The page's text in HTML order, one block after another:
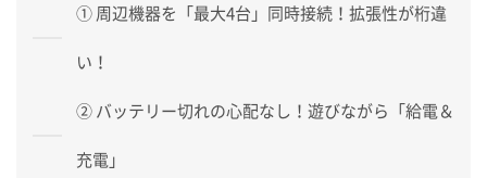
① 周辺機器を「最大4台」同時接続！拡張性が桁違
い！
② バッテリー切れの心配なし！遊びながら「給電＆
充電」